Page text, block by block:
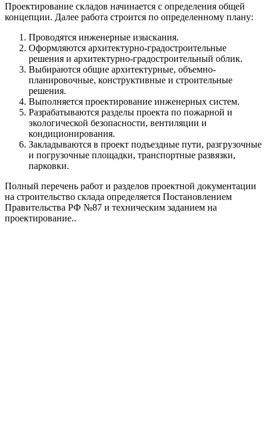
Проектирование складов начинается с определения общей
концепции. Далее работа строится по определенному плану:
Проводятся инженерные изыскания.
Оформляются архитектурно-градостроительные
решения и архитектурно-градостроительный облик.
Выбираются общие архитектурные, объемно-
планировочные, конструктивные и строительные
решения.
Выполняется проектирование инженерных систем.
Разрабатываются разделы проекта по пожарной и
экологической безопасности, вентиляции и
кондиционирования.
Закладываются в проект подъездные пути, разгрузочные
и погрузочные площадки, транспортные развязки,
парковки.
Полный перечень работ и разделов проектной документации
на строительство склада определяется Постановлением
Правительства РФ №87 и техническим заданием на
проектирование..